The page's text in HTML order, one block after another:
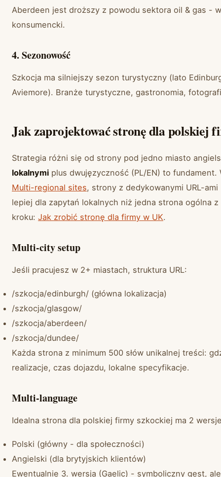
Aberdeen jest droższy z powodu sektora oil & gas -
konsumencki.
4. Sezonowość
Szkocja ma silniejszy sezon turystyczny (lato
Aviemore). Branże turystyczne, gastronomia,
Jak zaprojektować stronę dla polskiej
Strategia różni się od strony pod jedno miasto
lokalnymi plus dwujęzyczność (PL/EN) to fundament.
Multi-regional sites, strony z dedykowanymi URL-
lepiej dla zapytań lokalnych niż jedna strona ogólna
kroku: Jak zrobić stronę dla firmy w UK.
Multi-city setup
Jeśli pracujesz w 2+ miastach, struktura URL:
/szkocja/edinburgh/ (główna lokalizacja)
/szkocja/glasgow/
/szkocja/aberdeen/
/szkocja/dundee/
Każda strona z minimum 500 słów unikalnej treści:
realizacje, czas dojazdu, lokalne specyfikacje.
Multi-language
Idealna strona dla polskiej firmy szkockiej ma 2
Polski (główny - dla społeczności)
Angielski (dla brytyjskich klientów)
Ewentualnie 3. wersja (Gaelic) - symboliczny gest,